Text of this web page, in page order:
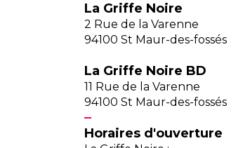
La Griffe Noire
2 Rue de la Varenne
94100 St Maur-des-fossés
La Griffe Noire BD
11 Rue de la Varenne
94100 St Maur-des-fossés
Horaires d'ouverture